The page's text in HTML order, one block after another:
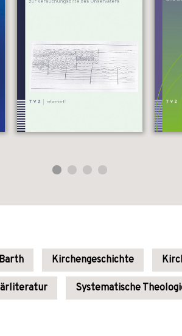
Kirchengeschichte
Systematische